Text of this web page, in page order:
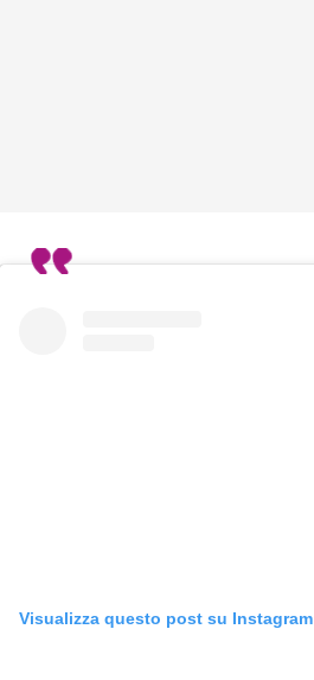
Visualizza questo post su Instagram